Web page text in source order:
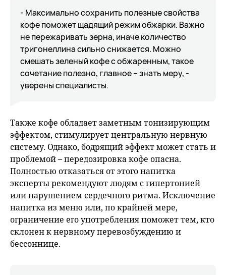
- Максимально сохранить полезные свойства
кофе поможет щадящий режим обжарки. Важно
не пережаривать зерна, иначе количество
тригонеллина сильно снижается. Можно
смешать зеленый кофе с обжаренным, такое
сочетание полезно, главное – знать меру, -
уверены специалисты.
Также кофе обладает заметным тонизирующим
эффектом, стимулирует центральную нервную
систему. Однако, бодрящий эффект может стать и
проблемой – передозировка кофе опасна.
Полностью отказаться от этого напитка
эксперты рекомендуют людям с гипертонией
или нарушением сердечного ритма. Исключение
напитка из меню или, по крайней мере,
ограничение его употребления поможет тем, кто
склонен к нервному перевозбуждению и
бессоннице.